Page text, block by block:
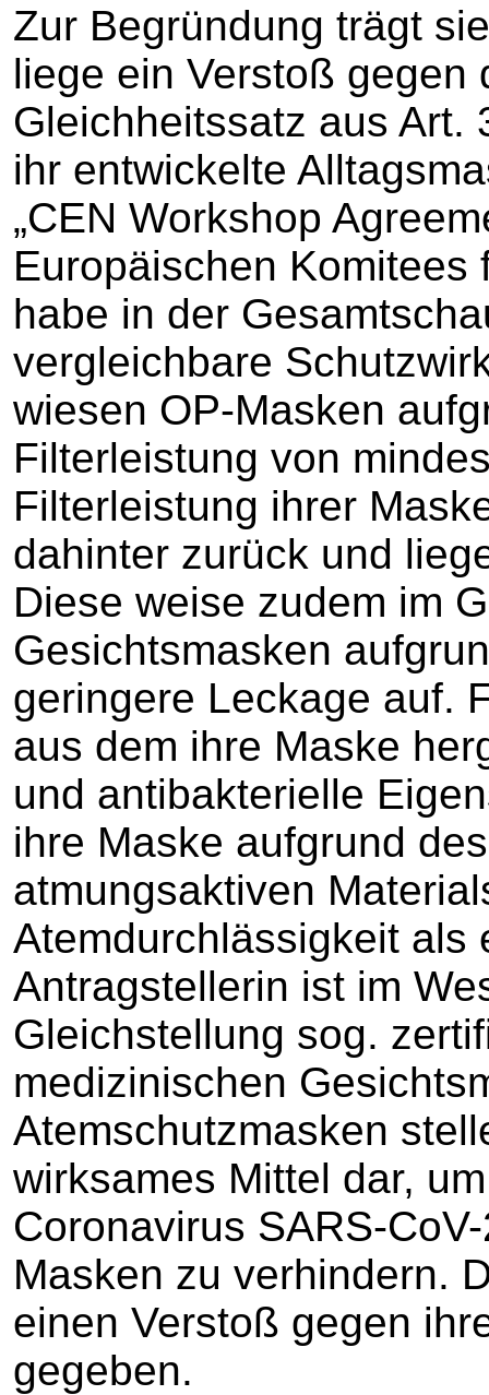
Zur Begründung trägt
liege ein Verstoß gegen
Gleichheitssatz aus Art.
ihr entwickelte
„CEN Workshop
Europäischen Komitees
habe in der
vergleichbare
wiesen OP-Masken
Filterleistung von
Filterleistung ihrer
dahinter zurück und
Diese weise zudem im
Gesichtsmasken
geringere Leckage auf.
aus dem ihre Maske
und antibakterielle
ihre Maske aufgrund
atmungsaktiven
Atemdurchlässigkeit als
Antragstellerin ist im
Gleichstellung sog.
medizinischen
Atemschutzmasken
wirksames Mittel dar,
Coronavirus SARS-
Masken zu verhindern.
einen Verstoß gegen
gegeben.